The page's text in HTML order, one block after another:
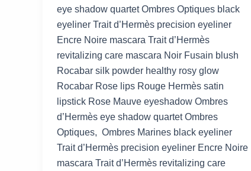
eye shadow quartet Ombres Optiques black
eyeliner Trait d’Hermès precision eyeliner
Encre Noire mascara Trait d’Hermès
revitalizing care mascara Noir Fusain blush
Rocabar silk powder healthy rosy glow
Rocabar Rose lips Rouge Hermès satin
lipstick Rose Mauve eyeshadow Ombres
d’Hermès eye shadow quartet Ombres
Optiques, Ombres Marines black eyeliner
Trait d’Hermès precision eyeliner Encre Noire
mascara Trait d’Hermès revitalizing care